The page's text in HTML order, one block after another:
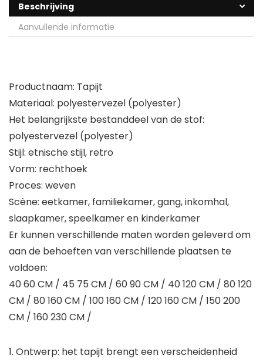
Beschrijving
Aanvullende informatie
Productnaam: Tapijt
Materiaal: polyestervezel (polyester)
Het belangrijkste bestanddeel van de stof:
polyestervezel (polyester)
Stijl: etnische stijl, retro
Vorm: rechthoek
Proces: weven
Scène: eetkamer, familiekamer, gang, inkomhal,
slaapkamer, speelkamer en kinderkamer
Er kunnen verschillende maten worden geleverd om
aan de behoeften van verschillende plaatsen te
voldoen:
40 60 CM / 45 75 CM / 60 90 CM / 40 120 CM / 80 120
CM / 80 160 CM / 100 160 CM / 120 160 CM / 150 200
CM / 160 230 CM /
1. Ontwerp: het tapijt brengt een verscheidenheid